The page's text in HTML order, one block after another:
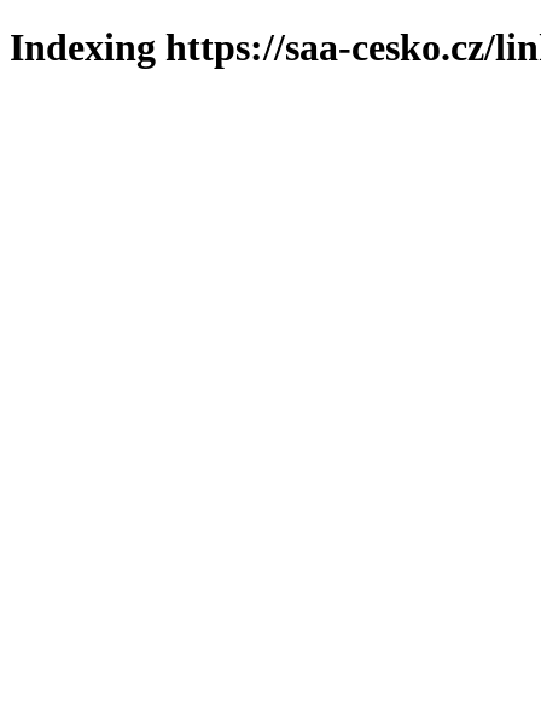
Indexing https://saa-cesko.cz/